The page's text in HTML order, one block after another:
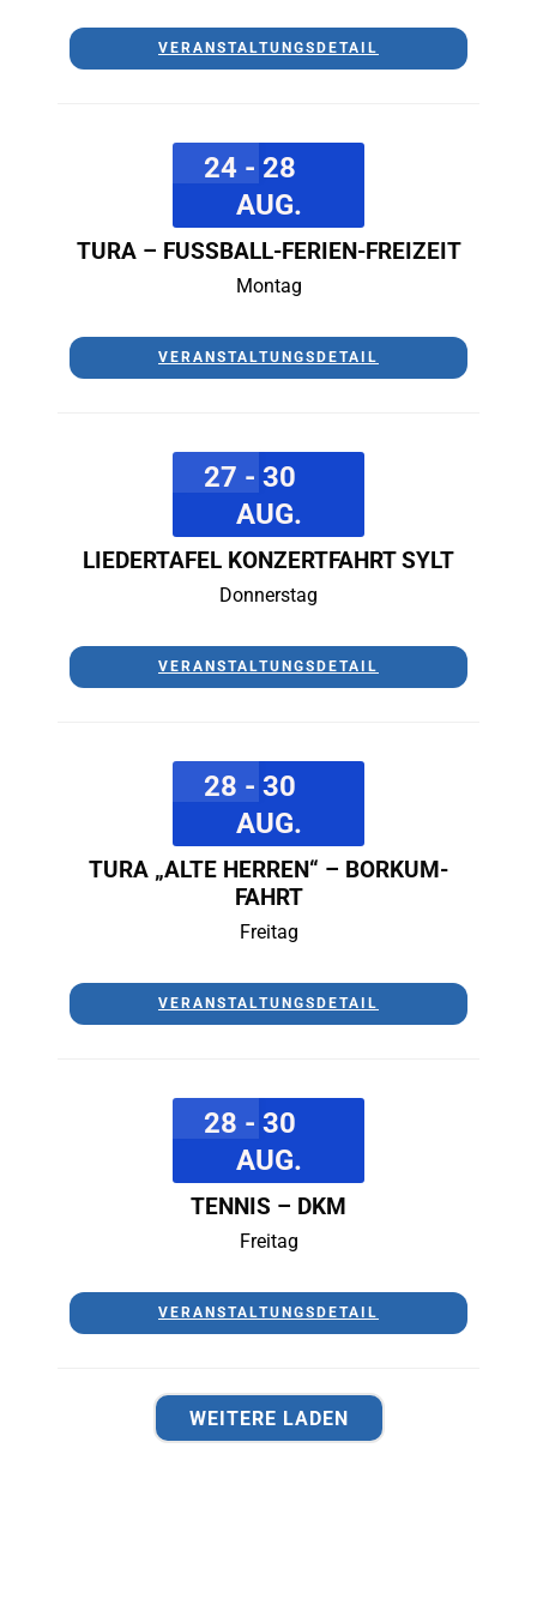
VERANSTALTUNGSDETAIL
24 - 28
AUG.
TURA – FUSSBALL-FERIEN-FREIZEIT
Montag
VERANSTALTUNGSDETAIL
27 - 30
AUG.
LIEDERTAFEL KONZERTFAHRT SYLT
Donnerstag
VERANSTALTUNGSDETAIL
28 - 30
AUG.
TURA „ALTE HERREN“ – BORKUM-
FAHRT
Freitag
VERANSTALTUNGSDETAIL
28 - 30
AUG.
TENNIS – DKM
Freitag
VERANSTALTUNGSDETAIL
WEITERE LADEN